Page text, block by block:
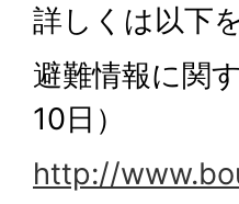
詳しくは以下
避難情報に関
10日）
http://